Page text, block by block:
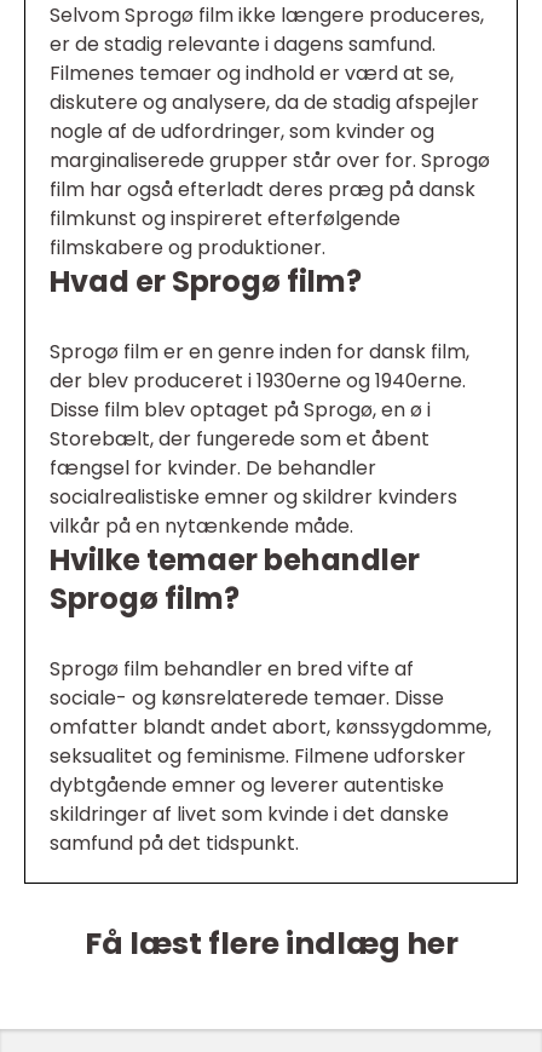
Selvom Sprogø film ikke længere produceres,
er de stadig relevante i dagens samfund.
Filmenes temaer og indhold er værd at se,
diskutere og analysere, da de stadig afspejler
nogle af de udfordringer, som kvinder og
marginaliserede grupper står over for. Sprogø
film har også efterladt deres præg på dansk
filmkunst og inspireret efterfølgende
filmskabere og produktioner.
Hvad er Sprogø film?
Sprogø film er en genre inden for dansk film,
der blev produceret i 1930erne og 1940erne.
Disse film blev optaget på Sprogø, en ø i
Storebælt, der fungerede som et åbent
fængsel for kvinder. De behandler
socialrealistiske emner og skildrer kvinders
vilkår på en nytænkende måde.
Hvilke temaer behandler
Sprogø film?
Sprogø film behandler en bred vifte af
sociale- og kønsrelaterede temaer. Disse
omfatter blandt andet abort, kønssygdomme,
seksualitet og feminisme. Filmene udforsker
dybtgående emner og leverer autentiske
skildringer af livet som kvinde i det danske
samfund på det tidspunkt.
Få læst flere indlæg her